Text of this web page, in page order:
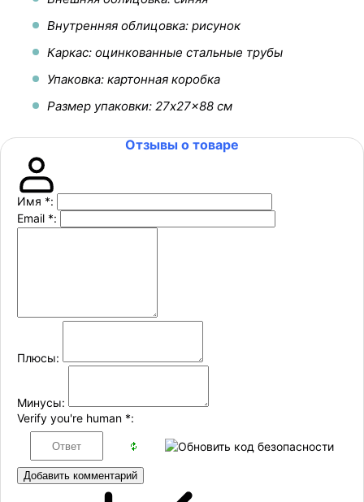
Внутренняя облицовка: рисунок
Каркас: оцинкованные стальные трубы
Упаковка: картонная коробка
Размер упаковки: 27x27x88 см
Отзывы о товаре
Имя *:
Email *:
Плюсы:
Минусы:
Verify you're human *:
Добавить комментарий